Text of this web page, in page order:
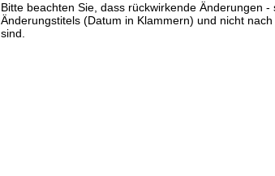
Bitte beachten Sie, dass rückwirkende Änderungen
Änderungstitels (Datum in Klammern) und nicht
sind.